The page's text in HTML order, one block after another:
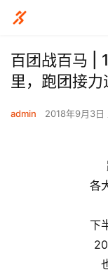
百团战百马 |
里，跑团接
admin 2018年9月3日
各
下